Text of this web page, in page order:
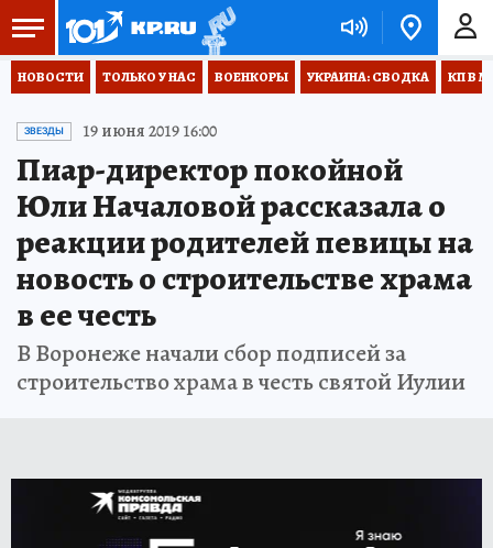
НОВОСТИ ТОЛЬКО У НАС ВОЕНКОРЫ УКРАИНА: СВОДКА КП В
ЗВЕЗДЫ 19 июня 2019 16:00
Пиар-директор покойной
Юли Началовой рассказала о
реакции родителей певицы на
новость о строительстве храма
в ее честь
В Воронеже начали сбор подписей за
строительство храма в честь святой Иулии